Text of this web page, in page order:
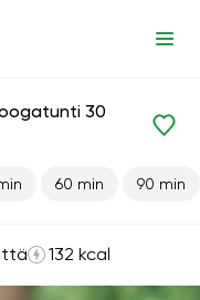
30
60 min 90 min
132 kcal